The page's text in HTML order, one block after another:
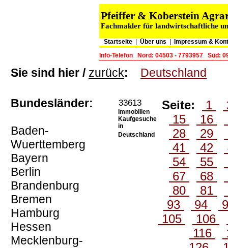
Pfeiffer & Koberstein
Fachmakler für landwirtschaftliche
Startseite Über uns
Impressum &
Info-Telefon
Nord: 04503 - 7793957 Süd:
Sie sind hier / zurück: Deutschland
Bundesländer:
Baden-
Wuerttemberg
Bayern
Berlin
Brandenburg
Bremen
Hamburg
Hessen
Mecklenburg-
33613
Immobilien
Kaufgesuche
in
Deutschland
Seite: 1
15
16
28
29
41
42
54
55
67
68
80
81
93
94
105
106
116